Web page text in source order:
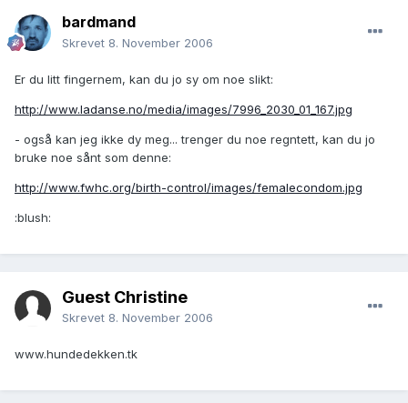
bardmand
Skrevet 8. November 2006
Er du litt fingernem, kan du jo sy om noe slikt:
http://www.ladanse.no/media/images/7996_2030_01_167.jpg
- også kan jeg ikke dy meg... trenger du noe regntett, kan du jo
bruke noe sånt som denne:
http://www.fwhc.org/birth-control/images/femalecondom.jpg
:blush:
Guest Christine
Skrevet 8. November 2006
www.hundedekken.tk